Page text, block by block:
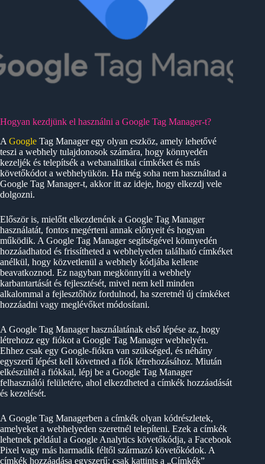
Hogyan kezdjünk el használni a Google Tag Manager-t?
A Google Tag Manager egy olyan eszköz, amely lehetővé
teszi a webhely tulajdonosok számára, hogy könnyedén
kezeljék és telepítsék a webanalitikai címkéket és más
követőkódot a webhelyükön. Ha még soha nem használtad a
Google Tag Manager-t, akkor itt az ideje, hogy elkezdj vele
dolgozni.
Először is, mielőtt elkezdenénk a Google Tag Manager
használatát, fontos megérteni annak előnyeit és hogyan
működik. A Google Tag Manager segítségével könnyedén
hozzáadhatod és frissítheted a webhelyeden található címkéket
anélkül, hogy közvetlenül a webhely kódjába kellene
beavatkoznod. Ez nagyban megkönnyíti a webhely
karbantartását és fejlesztését, mivel nem kell minden
alkalommal a fejlesztőhöz fordulnod, ha szeretnél új címkéket
hozzáadni vagy meglévőket módosítani.
A Google Tag Manager használatának első lépése az, hogy
létrehozz egy fiókot a Google Tag Manager webhelyén.
Ehhez csak egy Google-fiókra van szükséged, és néhány
egyszerű lépést kell követned a fiók létrehozásához. Miután
elkészültél a fiókkal, lépj be a Google Tag Manager
felhasználói felületére, ahol elkezdheted a címkék hozzáadását
és kezelését.
A Google Tag Managerben a címkék olyan kódrészletek,
amelyeket a webhelyeden szeretnél telepíteni. Ezek a címkék
lehetnek például a Google Analytics követőkódja, a Facebook
Pixel vagy más harmadik féltől származó követőkódok. A
címkék hozzáadása egyszerű: csak kattints a „Címkék”